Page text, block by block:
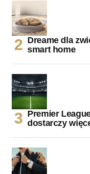
Dreame dla
smart home
Premier
dostarczy